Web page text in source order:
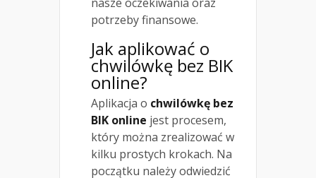
potrzeby finansowe.
Jak aplikować o
chwilówkę bez BIK
online?
Aplikacja o chwilówkę bez
BIK online jest procesem,
który można zrealizować w
kilku prostych krokach. Na
początku należy odwiedzić